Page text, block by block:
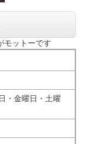
モットーです
・金曜日・土曜